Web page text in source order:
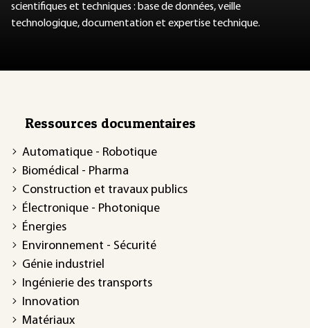
scientifiques et techniques : base de données, veille
technologique, documentation et expertise technique.
Ressources documentaires
Automatique - Robotique
Biomédical - Pharma
Construction et travaux publics
Électronique - Photonique
Énergies
Environnement - Sécurité
Génie industriel
Ingénierie des transports
Innovation
Matériaux